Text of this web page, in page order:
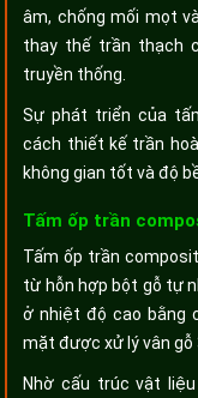
âm, chống mối mọt
thay thế trần thạch
truyền thống.
Sự phát triển của
cách thiết kế trần
không gian tốt và độ
Tấm ốp trần
Tấm ốp trần
từ hỗn hợp bột gỗ tự
ở nhiệt độ cao bằng
mặt được xử lý vân gỗ
Nhờ cấu trúc vật